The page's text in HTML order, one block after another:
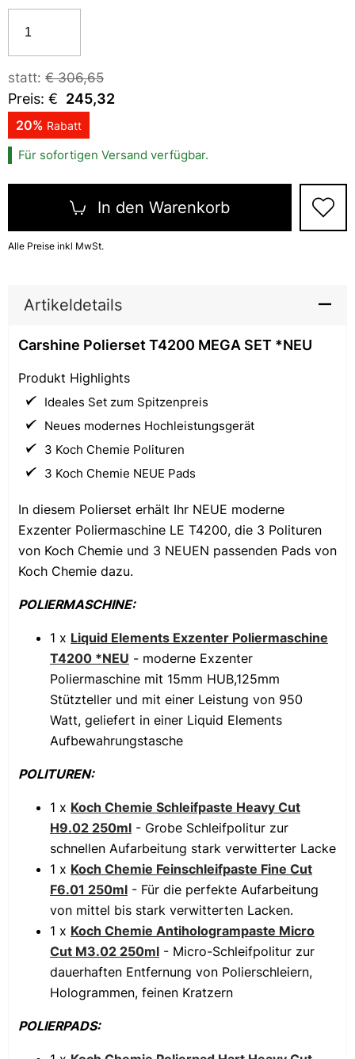
statt: €306,65
Preis: € 245,32
20% Rabatt
Für sofortigen Versand verfügbar.
In den Warenkorb
Alle Preise inkl MwSt.
Artikeldetails
Carshine Polierset T4200 MEGA SET *NEU
Produkt Highlights
Ideales Set zum Spitzenpreis
Neues modernes Hochleistungsgerät
3 Koch Chemie Polituren
3 Koch Chemie NEUE Pads
In diesem Polierset erhält Ihr NEUE moderne
Exzenter Poliermaschine LE T4200, die 3 Polituren
von Koch Chemie und 3 NEUEN passenden Pads von
Koch Chemie dazu.
POLIERMASCHINE:
1 x Liquid Elements Exzenter Poliermaschine
T4200 *NEU - moderne Exzenter
Poliermaschine mit 15mm HUB,125mm
Stützteller und mit einer Leistung von 950
Watt, geliefert in einer Liquid Elements
Aufbewahrungstasche
POLITUREN:
1 x Koch Chemie Schleifpaste Heavy Cut
H9.02 250ml - Grobe Schleifpolitur zur
schnellen Aufarbeitung stark verwitterter Lacke
1 x Koch Chemie Feinschleifpaste Fine Cut
F6.01 250ml - Für die perfekte Aufarbeitung
von mittel bis stark verwitterten Lacken.
1 x Koch Chemie Antihologrampaste Micro
Cut M3.02 250ml - Micro-Schleifpolitur zur
dauerhaften Entfernung von Polierschleiern,
Hologrammen, feinen Kratzern
POLIERPADS: